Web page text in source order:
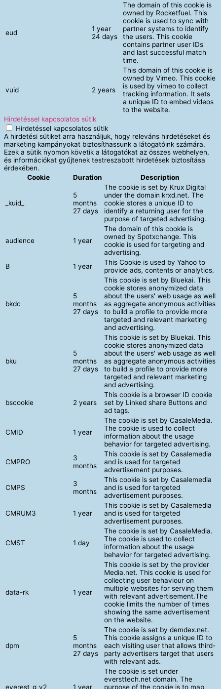
eud
1 year
24 days
The domain of this cookie is
owned by Rocketfuel. This
cookie is used to sync with
partner systems to identify
the users. This cookie
contains partner user IDs
and last successful match
time.
vuid 2 years
This domain of this cookie is
owned by Vimeo. This cookie
is used by vimeo to collect
tracking information. It sets
a unique ID to embed videos
to the website.
Hirdetéssel kapcsolatos sütik
Hirdetéssel kapcsolatos sütik
A hirdetési sütiket arra használjuk, hogy releváns hirdetéseket és
marketing kampányokat biztosíthassunk a látogatóink számára.
Ezek a sütik nyomon követik a látogatókat az összes webhelyen,
és információkat gyűjtenek testreszabott hirdetések biztosítása
érdekében.
Cookie
Duration Description
_kuid_
5
months
27 days
The cookie is set by Krux Digital
under the domain krxd.net. The
cookie stores a unique ID to
identify a returning user for the
purpose of targeted advertising.
audience 1 year
The domain of this cookie is
owned by Spotxchange. This
cookie is used for targeting and
advertising.
B
1 year
This Cookie is used by Yahoo to
provide ads, contents or analytics.
bkdc
5
months
27 days
This cookie is set by Bluekai. This
cookie stores anonymized data
about the users' web usage as well
as aggregate anonymous activities
to build a profile to provide more
targeted and relevant marketing
and advertising.
bku
5
months
27 days
This cookie is set by Bluekai. This
cookie stores anonymized data
about the users' web usage as well
as aggregate anonymous activities
to build a profile to provide more
targeted and relevant marketing
and advertising.
bscookie 2 years
This cookie is a browser ID cookie
set by Linked share Buttons and
ad tags.
CMID 1 year
The cookie is set by CasaleMedia.
The cookie is used to collect
information about the usage
behavior for targeted advertising.
CMPRO
3
months
This cookie is set by Casalemedia
and is used for targeted
advertisement purposes.
CMPS
3
months
This cookie is set by Casalemedia
and is used for targeted
advertisement purposes.
CMRUM3 1 year
This cookie is set by Casalemedia
and is used for targeted
advertisement purposes.
CMST 1 day
The cookie is set by CasaleMedia.
The cookie is used to collect
information about the usage
behavior for targeted advertising.
data-rk 1 year
This cookie is set by the provider
Media.net. This cookie is used for
collecting user behaviour on
multiple websites for serving them
with relevant advertisement.The
cookie limits the number of times
showing the same advertisement
on the website.
dpm
5
months
27 days
The cookie is set by demdex.net.
This cookie assigns a unique ID to
each visiting user that allows third-
party advertisers target that users
with relevant ads.
everest_g_v2 1 year
The cookie is set under
eversttech.net domain. The
purpose of the cookie is to map